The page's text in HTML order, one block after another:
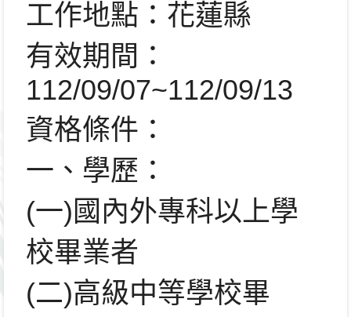
工作地點：花蓮縣
有效期間：
112/09/07~112/09/13
資格條件：
一、學歷：
(一)國內外專科以上學
校畢業者
(二)高級中等學校畢